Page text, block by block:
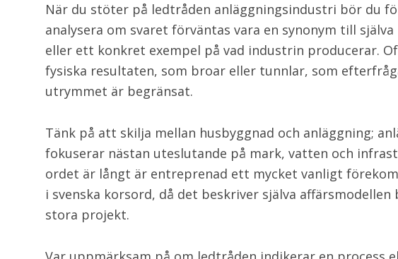
När du stöter på ledtråden anläggningsindustri bör du
analysera om svaret förväntas vara en synonym till själva
eller ett konkret exempel på vad industrin producerar.
fysiska resultaten, som broar eller tunnlar, som
utrymmet är begränsat.
Tänk på att skilja mellan husbyggnad och anläggning;
fokuserar nästan uteslutande på mark, vatten och
ordet är långt är entreprenad ett mycket vanligt
i svenska korsord, då det beskriver själva affärsmodellen
stora projekt.